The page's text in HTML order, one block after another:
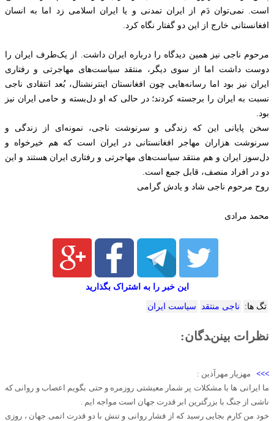
است. نمی‌توان دَم از ایران تمدنی و یا ایران اسلامی زد اما به انسان
افغانستانی خارج از این دو گفتار نگاه کرد.
مرحوم ناجی نیز همین دیدگاه را درباره ایران داشت. از یک‌طرف ایران را
دوست داشت اما از سوی دیگر، منتقد سیاست‌های مهاجرتی و رفتاری
ایران نیز بود اما رسانه‌هایی چون افغانستان اینترنشنال، بُعد انتقادی ناجی
نسبت به ایران را برجسته کردند؛ در حالی که او دل‌بسته و حامی ایران نیز
بود.
سخن پایانی این که زندگی و سرنوشت ناجی، نمونه‌ای از زندگی و
سرنوشت هزاران مهاجر افغانستانی در ایران است که هم خیرخواه و
دل‌سوز ایران و هم منتقد سیاست‌های مهاجرتی و رفتاری ایران هستند و این
دو در افراد منصف، قابل جمع است.
روح مرحوم ناجی شاد و یادش گرامی
محمد مرادی
این خبر را به اشتراک بگذارید
تگ ها: ناجی منتقد سیاست ایران
نظرات بینندگان:
>>> مهزیار مهرآذین :
ما ایرانی ها با مشکلات پر شمار معیشتی روزمره و حتی بگویم اعصاب و روانی که
ناشی از جنگ با بزرگترین ابر قدرت جهان است مواجه ایم .
خود من کارم بجایی رسید که از فشار روانی و تنش با دو قدرت اتمی جهان ، روزی